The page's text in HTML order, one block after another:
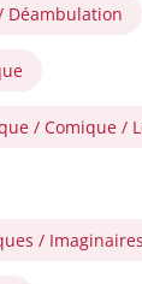
Déambulation
/ Comique /
/ Imaginaires